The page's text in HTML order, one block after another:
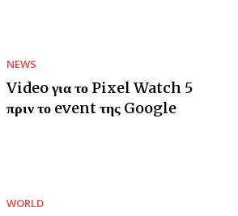
NEWS
Video για το Pixel Watch 5
πριν το event της Google
WORLD